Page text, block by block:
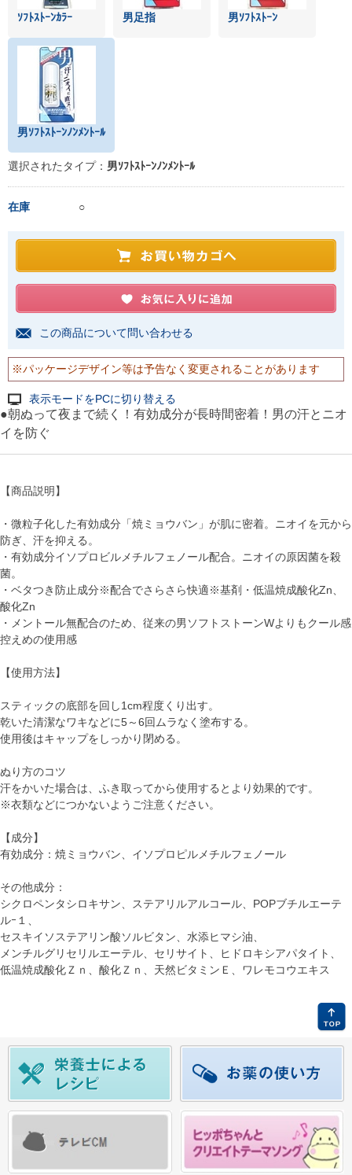
ｿﾌﾄｽﾄｰﾝｶﾗｰ 男足指 男ｿﾌﾄｽﾄｰﾝ
男ｿﾌﾄｽﾄｰﾝﾉﾝﾒﾝﾄｰﾙ
選択されたタイプ： 男ｿﾌﾄｽﾄｰﾝﾉﾝﾒﾝﾄｰﾙ
在庫 ○
この商品について問い合わせる
※パッケージデザイン等は予告なく変更されることがあります
表示モードをPCに切り替える
●朝ぬって夜まで続く！有効成分が長時間密着！男の汗とニオ
イを防ぐ
【商品説明】
・微粒子化した有効成分「焼ミョウバン」が肌に密着。ニオイを元から
防ぎ、汗を抑える。
・有効成分イソプロビルメチルフェノール配合。ニオイの原因菌を殺
菌。
・ベタつき防止成分※配合でさらさら快適※基剤・低温焼成酸化Zn、
酸化Zn
・メントール無配合のため、従来の男ソフトストーンWよりもクール感
控えめの使用感
【使用方法】
スティックの底部を回し1cm程度くり出す。
乾いた清潔なワキなどに5～6回ムラなく塗布する。
使用後はキャップをしっかり閉める。
ぬり方のコツ
汗をかいた場合は、ふき取ってから使用するとより効果的です。
※衣類などにつかないようご注意ください。
【成分】
有効成分：焼ミョウバン、イソプロピルメチルフェノール
その他成分：
シクロペンタシロキサン、ステアリルアルコール、POPブチルエーテ
ルｰ１、
セスキイソステアリン酸ソルビタン、水添ヒマシ油、
メンチルグリセリルエーテル、セリサイト、ヒドロキシアパタイト、
低温焼成酸化Ｚｎ、酸化Ｚｎ、天然ビタミンＥ、ワレモコウエキス